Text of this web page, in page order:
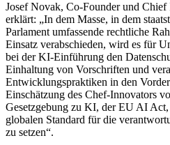
Josef Novak, Co-Founder und
erklärt: „In dem Masse, in dem
Parlament umfassende rechtliche
Einsatz verabschieden, wird es für
bei der KI-Einführung den
Einhaltung von Vorschriften und
Entwicklungs­praktiken in den
Einschätzung des Chef-Innovators
Gesetzgebung zu KI, der EU AI Act,
globalen Standard für die
zu setzen“.